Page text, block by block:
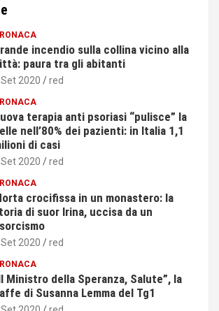
incendio sulla collina vicino alla
paura tra gli abitanti
2020 red
terapia anti psoriasi “pulisce” la
nell’80% dei pazienti: in Italia 1,1
di casi
2020 red
crocifissa in un monastero: la
di suor Irina, uccisa da un
2020 red
Ministro della Speranza, Salute”, la
di Susanna Lemma del Tg1